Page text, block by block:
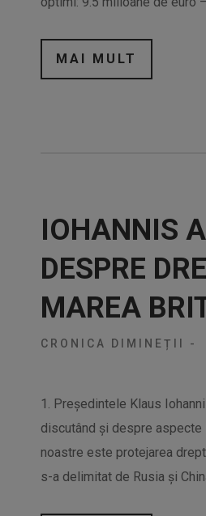
MAI MULT
IOHANNIS
DESPRE
MAREA
CRONICA DIMINEȚII -
1. Preşedintele Klaus
discutând şi despre
noastre este protejarea
s-a delimitat de Rusia și